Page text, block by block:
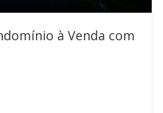
à Venda com